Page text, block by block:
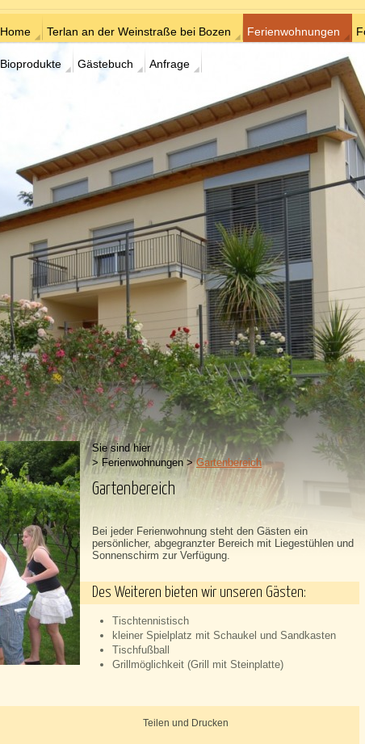
Home Terlan an der Weinstraße bei Bozen Ferienwohnungen
Bioprodukte Gästebuch Anfrage
Sie sind hier
> Ferienwohnungen>Gartenbereich
Gartenbereich
Bei jeder Ferienwohnung steht den Gästen ein
persönlicher, abgegranzter Bereich mit Liegestühlen und
Sonnenschirm zur Verfügung.
Des Weiteren bieten wir unseren Gästen:
Tischtennistisch
kleiner Spielplatz mit Schaukel und Sandkasten
Tischfußball
Grillmöglichkeit (Grill mit Steinplatte)
Teilen und Drucken